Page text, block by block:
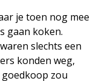
je toen nog mee
gaan koken.
slechts een
konden weg,
zou